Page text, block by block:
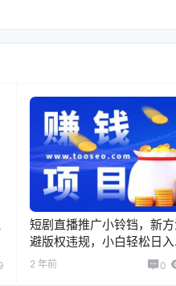
短剧直播推广小铃铛，新
避版权违规，小白轻松日入
3000+
2 年前 0